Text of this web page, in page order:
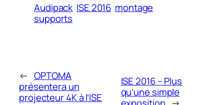
Audipack ISE 2016 montage
supports
← OPTOMA
présentera un
projecteur 4K à l’ISE
ISE 2016 – Plus
qu’une simple